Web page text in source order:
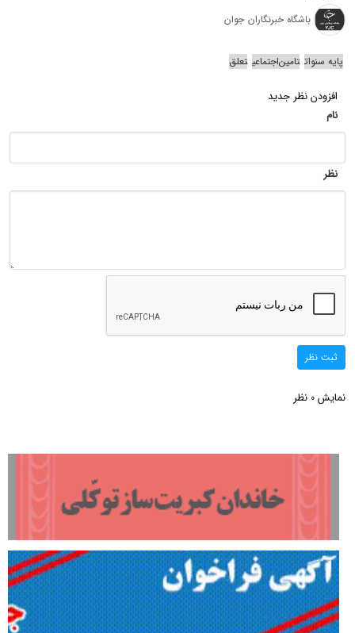
باشگاه خبرنگاران جوان
پایه سنوات تامین‌اجتماعی تعلق
افزودن نظر جدید
نام
نظر
ثبت نظر
نمایش 0 نظر